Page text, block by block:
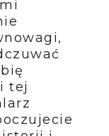
tej